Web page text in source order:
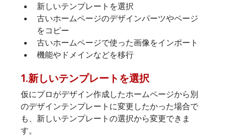
新しいテンプレートを選択
古いホームページのデザインパーツやページ
をコピー
古いホームページで使った画像をインポート
機能やドメインなどを移行
1.新しいテンプレートを選択
仮にプロがデザイン作成したホームページから別
のデザインテンプレートに変更したかった場合で
も、新しいテンプレートの選択から変更できま
す。